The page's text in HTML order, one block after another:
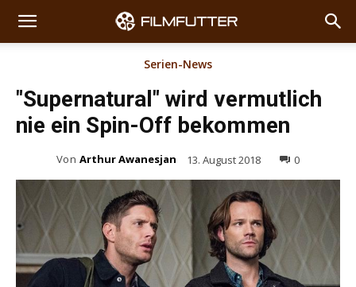
Serien-News
"Supernatural" wird vermutlich
nie ein Spin-Off bekommen
Von Arthur Awanesjan 13. August 2018 0